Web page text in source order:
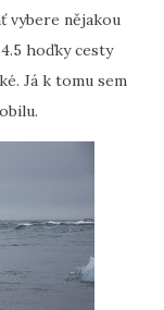
vybere nějakou
hoďky cesty
Já k tomu sem